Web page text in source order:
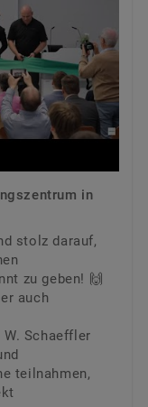
in
stolz darauf,
zu geben! 🙌
auch
Schaeffler
teilnahmen,